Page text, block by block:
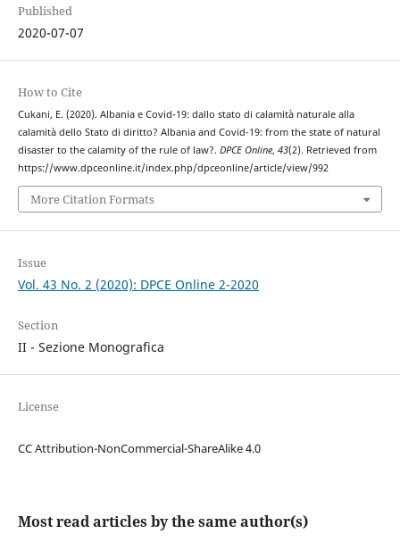
Published
2020-07-07
How to Cite
Cukani, E. (2020). Albania e Covid-19: dallo stato di calamità naturale alla
calamità dello Stato di diritto? Albania and Covid-19: from the state of natural
disaster to the calamity of the rule of law?. DPCE Online, 43(2). Retrieved from
https://www.dpceonline.it/index.php/dpceonline/article/view/992
More Citation Formats
Issue
Vol. 43 No. 2 (2020): DPCE Online 2-2020
Section
II - Sezione Monografica
License
CC Attribution-NonCommercial-ShareAlike 4.0
Most read articles by the same author(s)